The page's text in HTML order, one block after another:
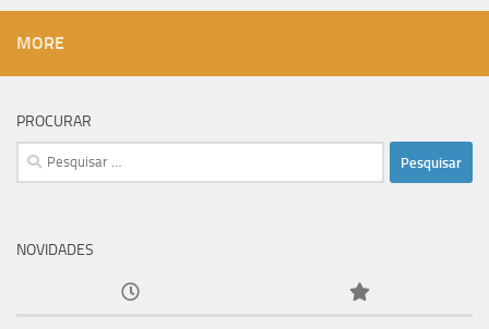
MORE
PROCURAR
Pesquisar
por:
NOVIDADES